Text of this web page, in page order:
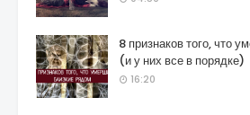
8 признаков того, что
(и у них все в порядке)
16:20